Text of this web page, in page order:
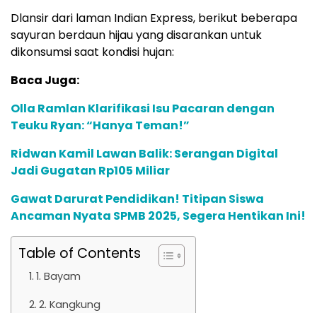
Dlansir dari laman Indian Express, berikut beberapa
sayuran berdaun hijau yang disarankan untuk
dikonsumsi saat kondisi hujan:
Baca Juga:
Olla Ramlan Klarifikasi Isu Pacaran dengan
Teuku Ryan: “Hanya Teman!”
Ridwan Kamil Lawan Balik: Serangan Digital
Jadi Gugatan Rp105 Miliar
Gawat Darurat Pendidikan! Titipan Siswa
Ancaman Nyata SPMB 2025, Segera Hentikan Ini!
Table of Contents
1. Bayam
2. Kangkung